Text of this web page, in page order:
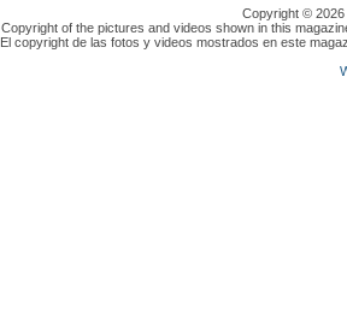
Copyright © 2026
Copyright of the pictures and videos shown in this
El copyright de las fotos y videos mostrados en este